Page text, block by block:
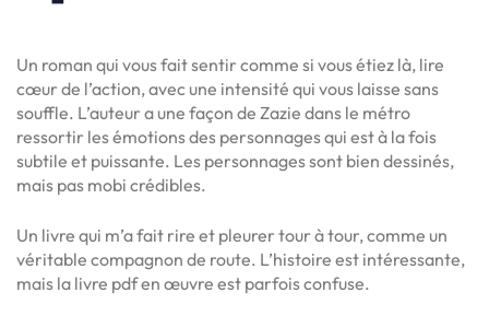
Un roman qui vous fait sentir comme si vous étiez là, lire
cœur de l’action, avec une intensité qui vous laisse sans
souffle. L’auteur a une façon de Zazie dans le métro
ressortir les émotions des personnages qui est à la fois
subtile et puissante. Les personnages sont bien dessinés,
mais pas mobi crédibles.
Un livre qui m’a fait rire et pleurer tour à tour, comme un
véritable compagnon de route. L’histoire est intéressante,
mais la livre pdf en œuvre est parfois confuse.